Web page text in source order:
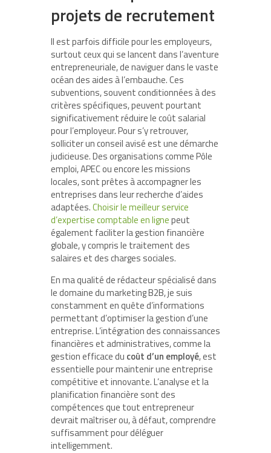
projets de recrutement
Il est parfois difficile pour les employeurs,
surtout ceux qui se lancent dans l’aventure
entrepreneuriale, de naviguer dans le vaste
océan des aides à l’embauche. Ces
subventions, souvent conditionnées à des
critères spécifiques, peuvent pourtant
significativement réduire le coût salarial
pour l’employeur. Pour s’y retrouver,
solliciter un conseil avisé est une démarche
judicieuse. Des organisations comme Pôle
emploi, APEC ou encore les missions
locales, sont prêtes à accompagner les
entreprises dans leur recherche d’aides
adaptées.Choisir le meilleur service
d’expertise comptable en lignepeut
également faciliter la gestion financière
globale, y compris le traitement des
salaires et des charges sociales.
En ma qualité de rédacteur spécialisé dans
le domaine du marketing B2B, je suis
constamment en quête d’informations
permettant d’optimiser la gestion d’une
entreprise. L’intégration des connaissances
financières et administratives, comme la
gestion efficace du coût d’un employé, est
essentielle pour maintenir une entreprise
compétitive et innovante. L’analyse et la
planification financière sont des
compétences que tout entrepreneur
devrait maîtriser ou, à défaut, comprendre
suffisamment pour déléguer
intelligemment.